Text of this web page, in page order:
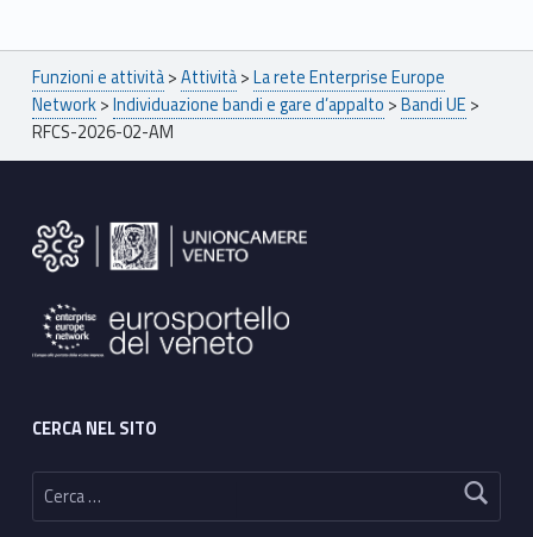
Breadcrumbs navigation
Funzioni e attività>Attività>La rete Enterprise Europe
Network>Individuazione bandi e gare d’appalto >Bandi UE >
RFCS-2026-02-AM
CERCA NEL SITO
Ricerca per: